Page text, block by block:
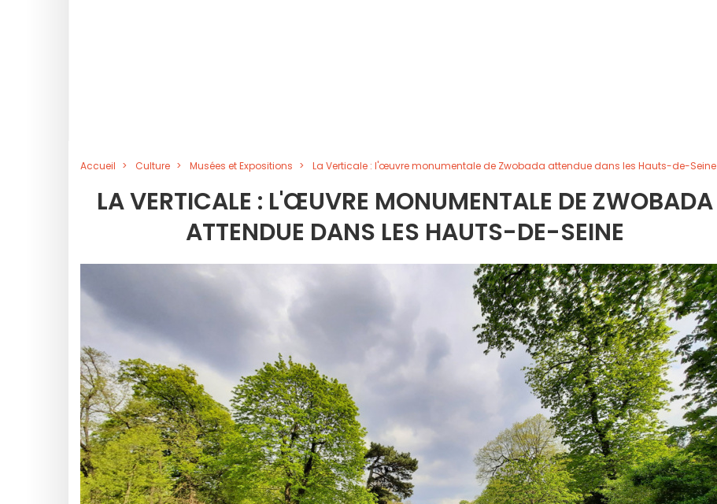
Accueil Culture Musées et Expositions La Verticale : l'œuvre monumentale de Zwobada attendue dans les Hauts-de-Seine
LA VERTICALE : L'ŒUVRE MONUMENTALE DE ZWOBADA
ATTENDUE DANS LES HAUTS-DE-SEINE